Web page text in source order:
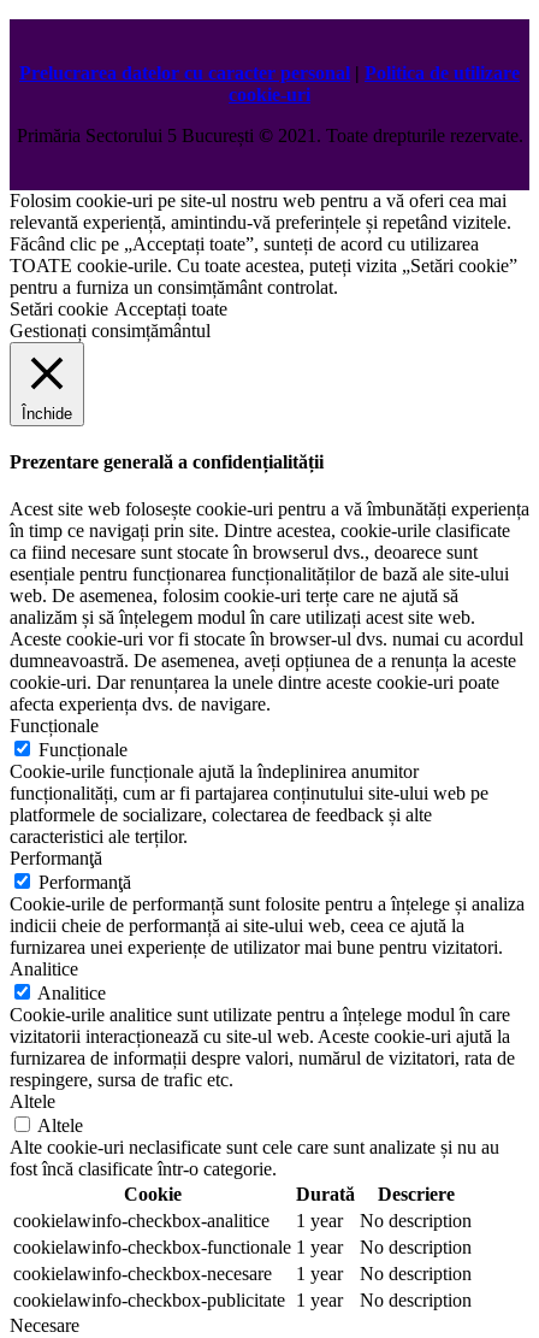
Prelucrarea datelor cu caracter personal | Politica de utilizare
cookie-uri
Primăria Sectorului 5 București ©️2021. Toate drepturile rezervate.
Folosim cookie-uri pe site-ul nostru web pentru a vă oferi cea mai
relevantă experiență, amintindu-vă preferințele și repetând vizitele.
Făcând clic pe „Acceptați toate”, sunteți de acord cu utilizarea
TOATE cookie-urile. Cu toate acestea, puteți vizita „Setări cookie”
pentru a furniza un consimțământ controlat.
Setări cookie Acceptați toate
Gestionați consimțământul
Închide
Prezentare generală a confidențialității
Acest site web folosește cookie-uri pentru a vă îmbunătăți experiența
în timp ce navigați prin site. Dintre acestea, cookie-urile clasificate
ca fiind necesare sunt stocate în browserul dvs., deoarece sunt
esențiale pentru funcționarea funcționalităților de bază ale site-ului
web. De asemenea, folosim cookie-uri terțe care ne ajută să
analizăm și să înțelegem modul în care utilizați acest site web.
Aceste cookie-uri vor fi stocate în browser-ul dvs. numai cu acordul
dumneavoastră. De asemenea, aveți opțiunea de a renunța la aceste
cookie-uri. Dar renunțarea la unele dintre aceste cookie-uri poate
afecta experiența dvs. de navigare.
Funcționale
Funcționale
Cookie-urile funcționale ajută la îndeplinirea anumitor
funcționalități, cum ar fi partajarea conținutului site-ului web pe
platformele de socializare, colectarea de feedback și alte
caracteristici ale terților.
Performanţă
Performanţă
Cookie-urile de performanță sunt folosite pentru a înțelege și analiza
indicii cheie de performanță ai site-ului web, ceea ce ajută la
furnizarea unei experiențe de utilizator mai bune pentru vizitatori.
Analitice
Analitice
Cookie-urile analitice sunt utilizate pentru a înțelege modul în care
vizitatorii interacționează cu site-ul web. Aceste cookie-uri ajută la
furnizarea de informații despre valori, numărul de vizitatori, rata de
respingere, sursa de trafic etc.
Altele
Altele
Alte cookie-uri neclasificate sunt cele care sunt analizate și nu au
fost încă clasificate într-o categorie.
Cookie
Durată
Descriere
cookielawinfo-checkbox-analitice
1 year
No description
cookielawinfo-checkbox-functionale 1 year
No description
cookielawinfo-checkbox-necesare
1 year
No description
cookielawinfo-checkbox-publicitate 1 year
No description
Necesare